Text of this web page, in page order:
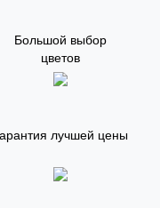
Большой выбор
цветов
лучшей цены